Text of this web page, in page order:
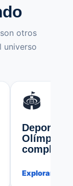
otros
universo
🏟️
Deportes
completa
Explorar →